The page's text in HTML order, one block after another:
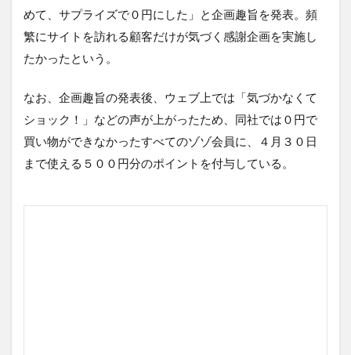
めて、サプライズで０円にした」と企画趣旨を発表。頻
繁にサイトを訪れる顧客だけが気づく感謝企画を実施し
たかったという。
なお、企画趣旨の発表後、ウェブ上では「気づかなくて
ショック！」などの声が上がったため、同社では０円で
買い物ができなかったすべてのゾゾ会員に、４月３０日
まで使える５００円分のポイントを付与している。